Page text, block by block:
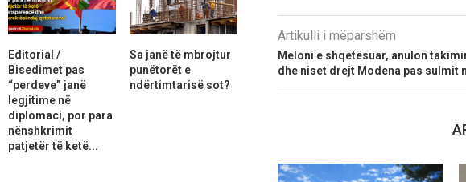
Artikulli i mëparshëm
Meloni e shqetësuar, anulon
dhe niset drejt Modena pas sulmit
Editorial /
Bisedimet pas
“perdeve” janë
legjitime në
diplomaci, por para
nënshkrimit
patjetër të ketë...
Sa janë të mbrojtur
punëtorët e
ndërtimtarisë sot?